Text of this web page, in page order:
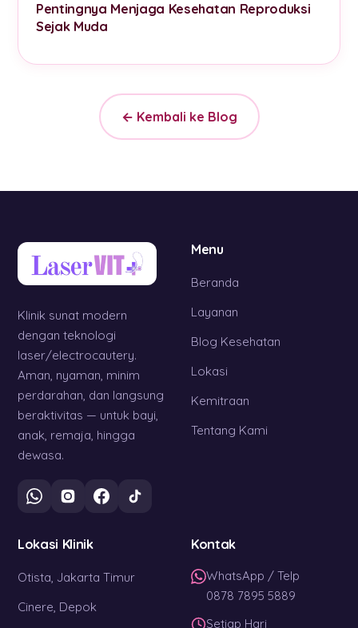
Pentingnya Menjaga Kesehatan Reproduksi
Sejak Muda
← Kembali ke Blog
Klinik sunat modern
dengan teknologi
laser/electrocautery.
Aman, nyaman, minim
perdarahan, dan langsung
beraktivitas — untuk bayi,
anak, remaja, hingga
dewasa.
Menu
Beranda
Layanan
Blog Kesehatan
Lokasi
Kemitraan
Tentang Kami
Lokasi Klinik
Otista, Jakarta Timur
Cinere, Depok
Kontak
WhatsApp / Telp
0878 7895 5889
Setiap Hari